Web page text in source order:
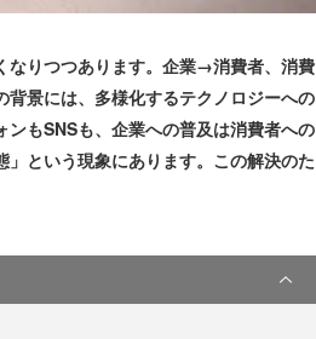
なりつつあります。企業→消費者、消費
景には、多様化するテクノロジーへの
もSNSも、企業への普及は消費者への
という現象にあります。この解決のた